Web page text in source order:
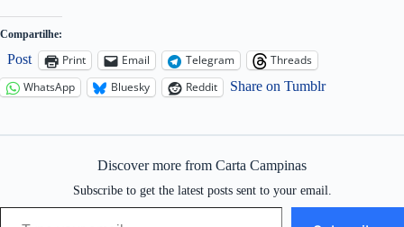
Compartilhe:
Post Print Email Telegram
Threads
WhatsApp
Bluesky Reddit Share on Tumblr
Discover more from Carta Campinas
Subscribe to get the latest posts sent to your email.
Type your email…